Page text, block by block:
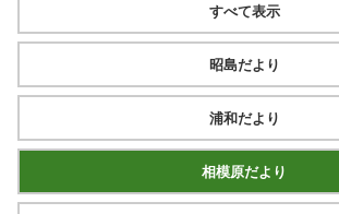
すべて表示
昭島だより
浦和だより
相模原だより